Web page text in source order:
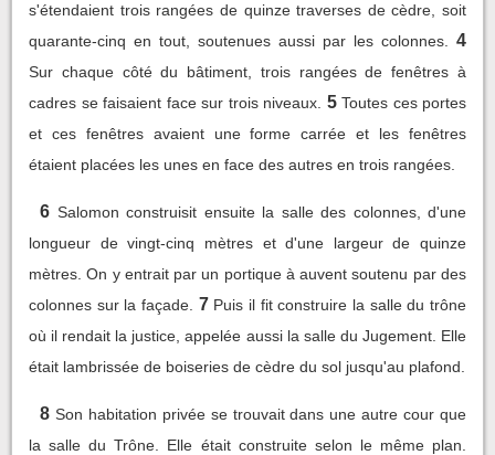
s'étendaient trois rangées de quinze traverses de cèdre, soit
quarante-cinq en tout, soutenues aussi par les colonnes.
4
Sur chaque côté du bâtiment, trois rangées de fenêtres à
cadres se faisaient face sur trois niveaux. 5 Toutes ces portes
et ces fenêtres avaient une forme carrée et les fenêtres
étaient placées les unes en face des autres en trois rangées.
6 Salomon construisit ensuite la salle des colonnes, d'une
longueur de vingt-cinq mètres et d'une largeur de quinze
mètres. On y entrait par un portique à auvent soutenu par des
colonnes sur la façade. 7 Puis il fit construire la salle du trône
où il rendait la justice, appelée aussi la salle du Jugement. Elle
était lambrissée de boiseries de cèdre du sol jusqu'au plafond.
8 Son habitation privée se trouvait dans une autre cour que
la salle du Trône. Elle était construite selon le même plan.